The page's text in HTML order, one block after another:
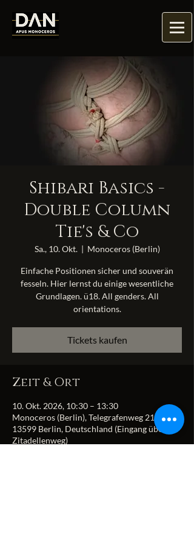
Shibari Basics -
Double Column
Tie's & Co
Sa., 10. Okt.
  |
Monoceros (Berlin)
Einfache Positionen sicher und souverän
fesseln. Hier lernst du einige wesentliche
Grundlagen. ü18. All genders. All
orientations.
Tickets kaufen
Zeit & Ort
10. Okt. 2026, 10:30 – 13:30
Monoceros (Berlin), Telegrafenweg 21,
13599 Berlin, Deutschland (Eingang über
Zitadellenweg)